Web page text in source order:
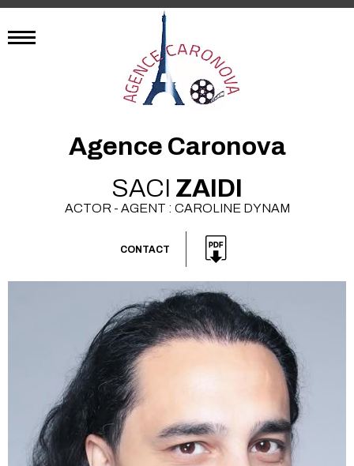
Agence Caronova
SACI ZAIDI
ACTOR - AGENT : CAROLINE DYNAM
CONTACT